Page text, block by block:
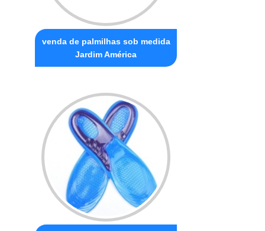
venda de palmilhas sob medida
Jardim América